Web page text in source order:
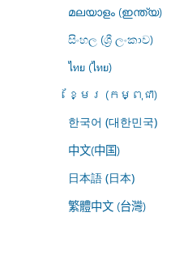
മലയാളം (ഇന്ത്യ)
සිංහල (ශ්‍රී ලංකාව)
ไทย (ไทย)
ខ្មែរ (កម្ពុជា)
한국어 (대한민국)
中文(中国)
日本語 (日本)
繁體中文 (台灣)